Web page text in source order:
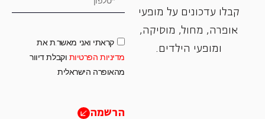
קבלו עדכונים על מופעי
אופרה, ‏מחול, ‏מוסיקה,
ומופעי הילדים.
קראתי ואני מאשר.ת את
מדיניות הפרטיות וקבלת דיוור
מהאופרה הישראלית
הרשמה